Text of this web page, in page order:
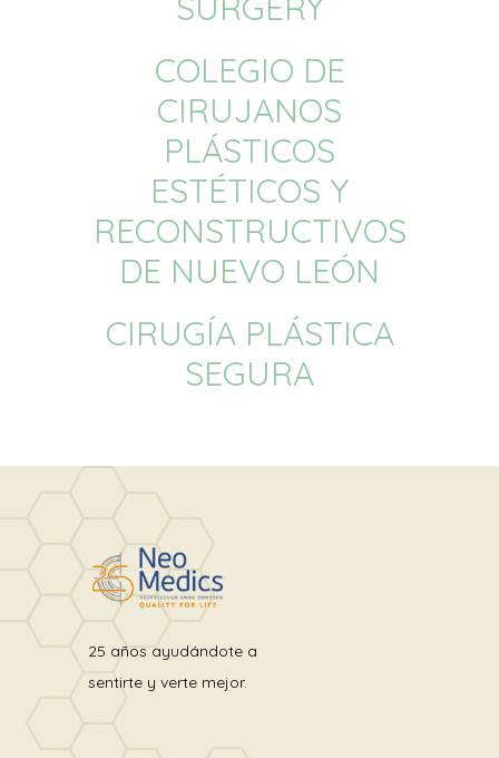
COLEGIO DE
CIRUJANOS
PLÁSTICOS
ESTÉTICOS Y
RECONSTRUCTIVOS
DE NUEVO LEÓN
CIRUGÍA PLÁSTICA
SEGURA
25 años ayudándote a
sentirte y verte mejor.